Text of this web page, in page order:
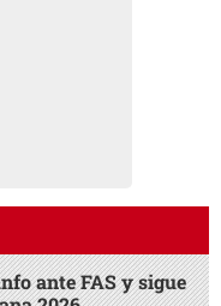
ante FAS y sigue